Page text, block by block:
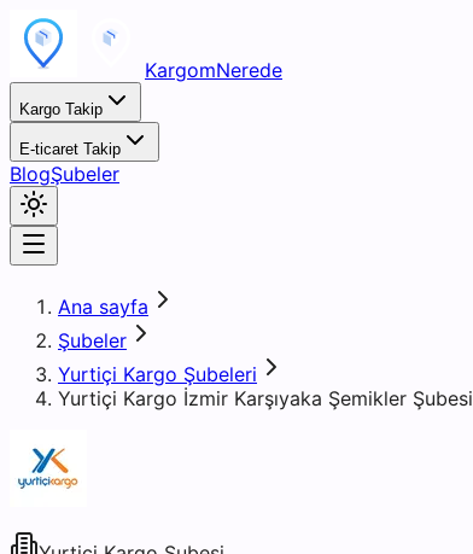
KargomNerede
Kargo Takip
E-ticaret Takip
BlogŞubeler
Ana sayfa
Şubeler
Yurtiçi Kargo Şubeleri
Yurtiçi Kargo İzmir Karşıyaka Şemikler Şubesi